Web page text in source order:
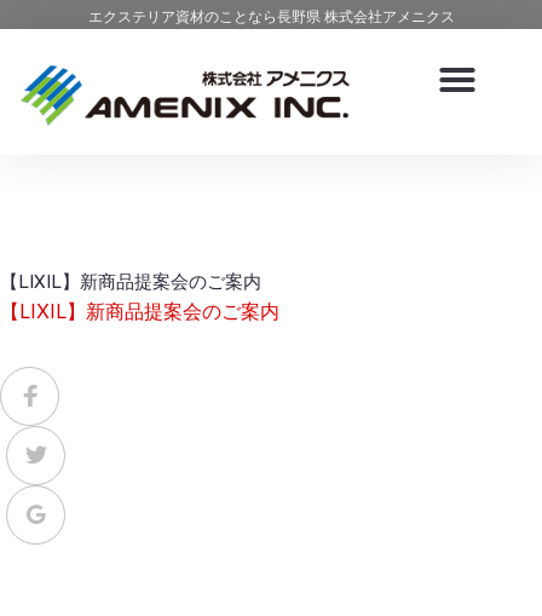
エクステリア資材のことなら長野県 株式会社アメニクス
【LIXIL】新商品提案会のご案内
【LIXIL】新商品提案会のご案内